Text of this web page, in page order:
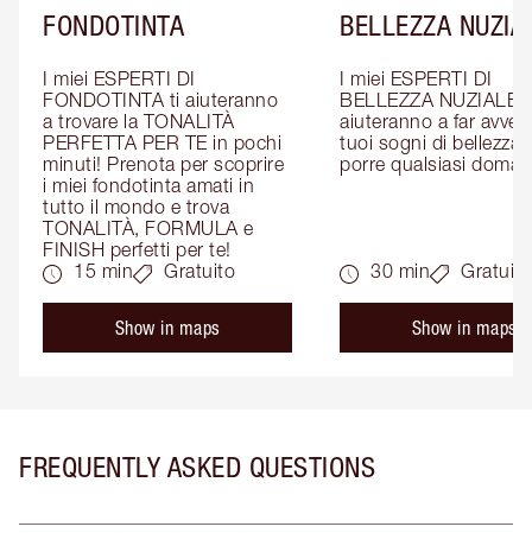
FONDOTINTA
I miei ESPERTI DI
FONDOTINTA ti aiuteranno
a trovare la TONALITÀ
PERFETTA PER TE in pochi
minuti! Prenota per scoprire
i miei fondotinta amati in
tutto il mondo e trova
TONALITÀ, FORMULA e
FINISH perfetti per te!
15 min
Gratuito
Show in maps
BELLEZZA
I miei ESPERTI DI
BELLEZZA NUZIALE
aiuteranno a far
tuoi sogni di bellezza:
porre qualsiasi
30 min Gratuito
Show in maps
FREQUENTLY ASKED QUESTIONS